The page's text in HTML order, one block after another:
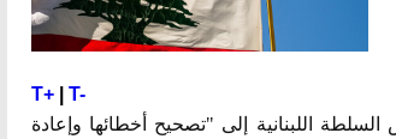
T+| T-
اللبنانية إلى "تصحيح أخطائها وإعادة